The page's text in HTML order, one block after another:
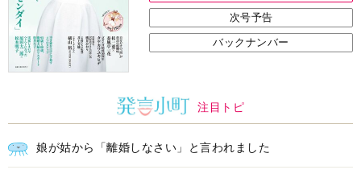
次号予告
バックナンバー
注目トピ
娘が姑から「離婚しなさい」と言われました